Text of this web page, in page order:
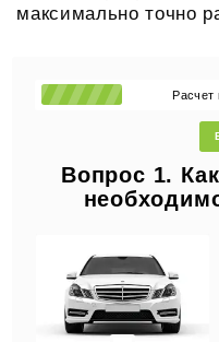
максимально точно
Расчет
Вопрос 1.